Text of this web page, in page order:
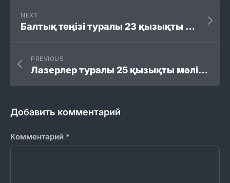
NEXT
Балтық теңізі туралы 23 қызықты мәліметтер
PREVIOUS
Лазерлер туралы 25 қызықты мәліметтер
Добавить комментарий
Комментарий *